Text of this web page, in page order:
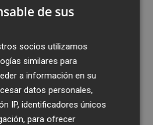
con 14 profesionales en su
Turia apoyarán a los
los incendios con una iniciativa
de sus
socios utilizamos
similares para
a información en su
datos personales,
IP, identificadores únicos
para ofrecer